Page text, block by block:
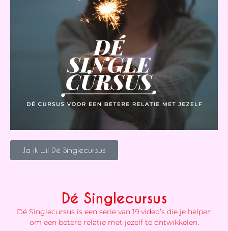
Ja ik wil Dé Singlecursus
Dé Singlecursus
Dé Singlecursus is een serie van 19 video’s die je helpen
om een betere relatie met jezelf te ontwikkelen.